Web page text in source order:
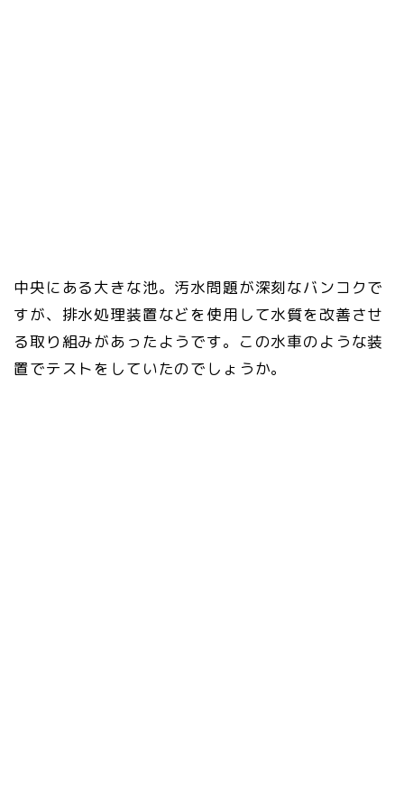
中央にある大きな池。汚水問題が深刻なバンコクで
すが、排水処理装置などを使用して水質を改善させ
る取り組みがあったようです。この水車のような装
置でテストをしていたのでしょうか。